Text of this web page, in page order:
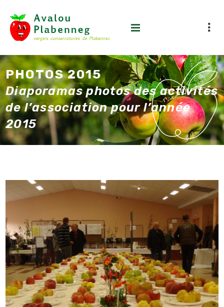
PHOTOS 2015
Diaporamas photos des activités
de l’association pour l’année
2015